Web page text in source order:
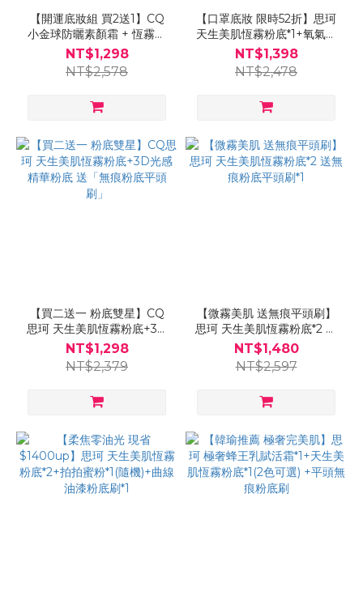
【開運底妝組 買2送1】CQ
小金球防曬素顏霜 + 恆霧粉
底 送「玫瑰油漆粉底刷」-小
姐不熙娣推薦
NT$1,298
NT$2,578
【口罩底妝 限時52折】思珂
天生美肌恆霧粉底*1+氧氣素
顏霜*1+曲線油漆粉底刷*1
NT$1,398
NT$2,478
【買二送一 粉底雙星】CQ
思珂 天生美肌恆霧粉底+3D
光感精華粉底 送「無痕粉底
平頭刷」
NT$1,298
NT$2,379
【微霧美肌 送無痕平頭刷】
思珂 天生美肌恆霧粉底*2 送
無痕粉底平頭刷*1
NT$1,480
NT$2,597